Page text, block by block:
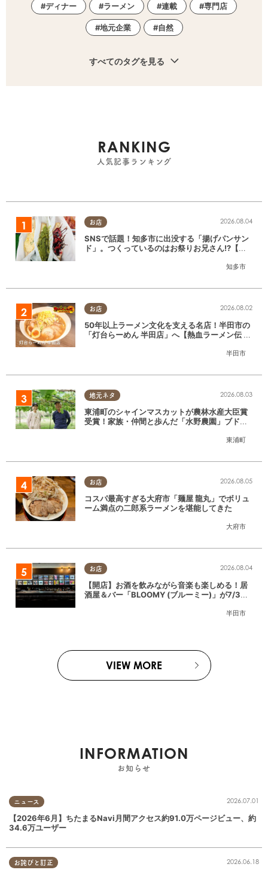
ディナー ラーメン 連載 専門店
地元企業 自然
すべてのタグを見る
RANKING
人気記事ランキング
お店
知多市
2026.08.04
SNSで話題！知多市に出没する「揚げパンサン
ド」。つくっているのはお祭りお兄さん!?【ち
お店
半田市
2026.08.02
50年以上ラーメン文化を支える名店！半田市の
「灯台らーめん 半田店」へ【熱血ラーメン伝 8
地元ネタ
東浦町
2026.08.03
東浦町のシャインマスカットが農林水産大臣賞
受賞！家族・仲間と歩んだ「水野農園」ブドウ
お店
大府市
2026.08.05
コスパ最高すぎる大府市「麺屋 龍丸」でボリュ
ーム満点の二郎系ラーメンを堪能してきた
お店
半田市
2026.08.04
【開店】お酒を飲みながら音楽も楽しめる！居
酒屋＆バー「BLOOMY (ブルーミー)」が7/3
VIEW MORE
INFORMATION
お知らせ
ニュース 2026.07.01
【2026年6月】ちたまるNavi月間アクセス約91.0万ページビュー、約
34.6万ユーザー
お詫びと訂正 2026.06.18